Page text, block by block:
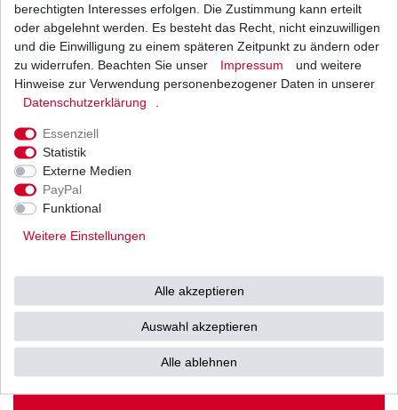
Weitere Details
DUCATI
Monster 1000
Typ: M400 / M404 / M416
1*4er Stecker 4fach belegt,
Zubehörregler hat ggf. andere Optik
ggü. dem Originalteil.
berechtigten Interesses erfolgen. Die Zustimmung kann erteilt
oder abgelehnt werden. Es besteht das Recht, nicht einzuwilligen
und die Einwilligung zu einem späteren Zeitpunkt zu ändern oder
zu widerrufen. Beachten Sie unser
Impressum
und weitere
Hinweise zur Verwendung personenbezogener Daten in unserer
Daten­schutz­erklärung
Essenziell
Statistik
Externe Medien
PayPal
Funktional
Weitere Einstellungen
Alle akzeptieren
Auswahl akzeptieren
Alle ablehnen